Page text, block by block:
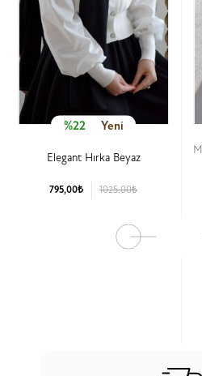
%22 Yeni
Elegant Hırka Beyaz
795,00₺ 1025.00₺